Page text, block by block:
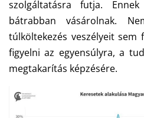
szolgáltatásra futja.
bátrabban vásárolnak.
túlköltekezés veszélyeit sem
figyelni az egyensúlyra, a
megtakarítás képzésére.